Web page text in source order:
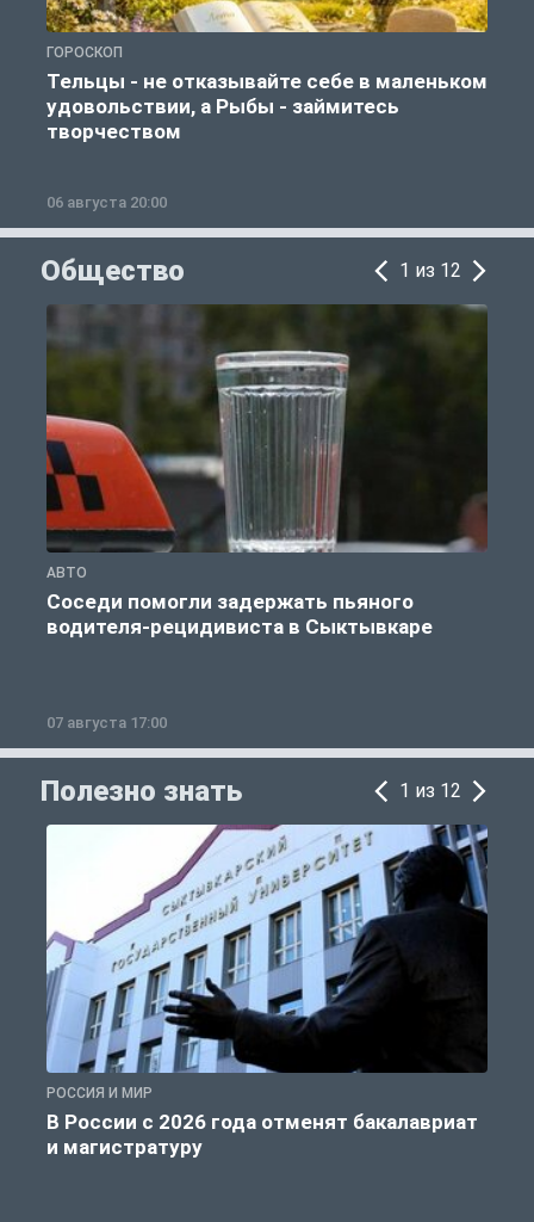
ГОРОСКОП
Тельцы - не отказывайте себе в маленьком
удовольствии, а Рыбы - займитесь
творчеством
06 августа 20:00
Общество 1 из 12
АВТО
Соседи помогли задержать пьяного
водителя-рецидивиста в Сыктывкаре
07 августа 17:00
Полезно знать 1 из 12
РОССИЯ И МИР
В России с 2026 года отменят бакалавриат
и магистратуру